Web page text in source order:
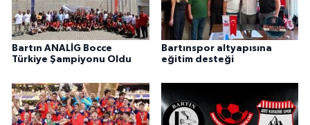
Bartın ANALİG Bocce
Türkiye Şampiyonu Oldu
Bartınspor altyapısına
eğitim desteği